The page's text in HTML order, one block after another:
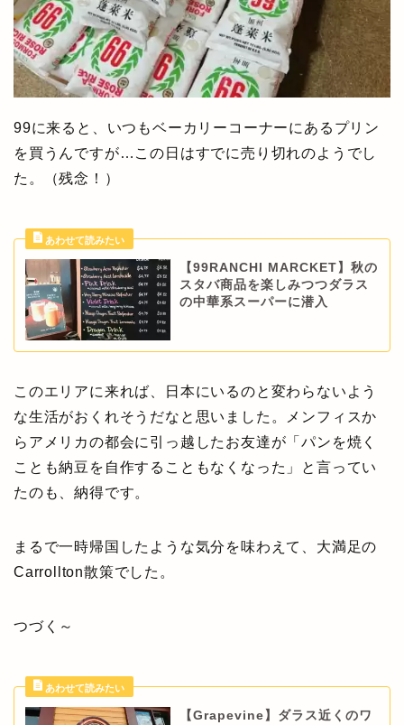
99に来ると、いつもベーカリーコーナーにあるプリン
を買うんですが…この日はすでに売り切れのようでし
た。（残念！）
【99RANCHI MARCKET】秋の
スタバ商品を楽しみつつダラス
の中華系スーパーに潜入
このエリアに来れば、日本にいるのと変わらないよう
な生活がおくれそうだなと思いました。メンフィスか
らアメリカの都会に引っ越したお友達が「パンを焼く
ことも納豆を自作することもなくなった」と言ってい
たのも、納得です。
まるで一時帰国したような気分を味わえて、大満足の
Carrollton散策でした。
つづく～
【Grapevine】ダラス近くのワ